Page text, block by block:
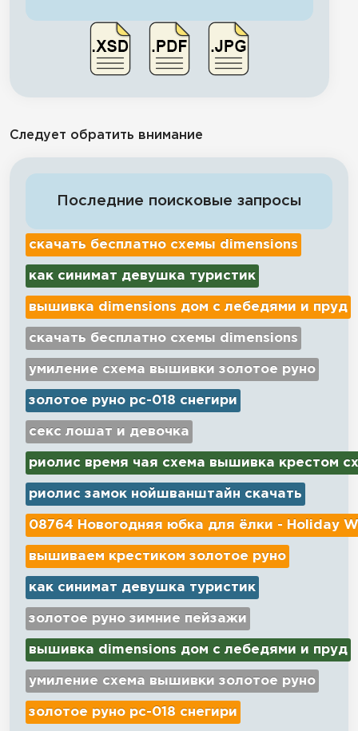
Следует обратить внимание
Последние поисковые запросы
скачать бесплатно схемы dimensions
как синимат девушка туристик
вышивка dimensions дом с лебедями и пруд
скачать бесплатно схемы dimensions
умиление схема вышивки золотое руно
золотое руно рс-018 снегири
секс лошат и девочка
риолис время чая схема вышивка крестом
риолис замок нойшванштайн скачать
08764 Новогодняя юбка для ёлки - Holiday
вышиваем крестиком золотое руно
как синимат девушка туристик
золотое руно зимние пейзажи
вышивка dimensions дом с лебедями и пруд
умиление схема вышивки золотое руно
золотое руно рс-018 снегири